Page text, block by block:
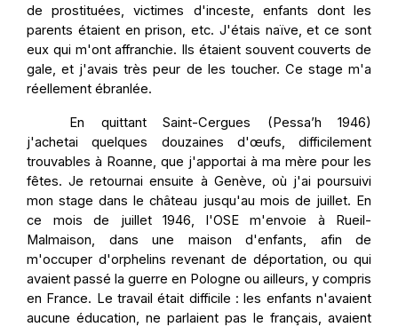
de prostituées, victimes d'inceste, enfants dont les
parents étaient en prison, etc. J'étais naïve, et ce sont
eux qui m'ont affranchie. Ils étaient souvent couverts de
gale, et j'avais très peur de les toucher. Ce stage m'a
réellement ébranlée.
En quittant Saint-Cergues (Pessa’h 1946)
j'achetai quelques douzaines d'œufs, difficilement
trouvables à Roanne, que j'apportai à ma mère pour les
fêtes. Je retournai ensuite à Genève, où j'ai poursuivi
mon stage dans le château jusqu'au mois de juillet. En
ce mois de juillet 1946, l'OSE m'envoie à Rueil-
Malmaison, dans une maison d'enfants, afin de
m'occuper d'orphelins revenant de déportation, ou qui
avaient passé la guerre en Pologne ou ailleurs, y compris
en France. Le travail était difficile : les enfants n'avaient
aucune éducation, ne parlaient pas le français, avaient